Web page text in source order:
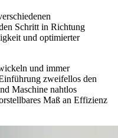
Schritt in Richtung
und optimierter
und immer
zweifellos den
Maschine nahtlos
Maß an Effizienz